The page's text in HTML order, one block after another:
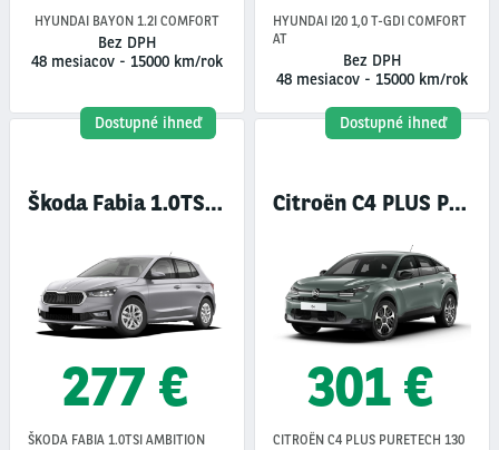
HYUNDAI BAYON 1.2I COMFORT
Bez DPH
48 mesiacov - 15000 km/rok
HYUNDAI I20 1,0 T-GDI COMFORT
AT
Bez DPH
48 mesiacov - 15000 km/rok
Dostupné ihneď
Škoda Fabia 1.0TSI Ambition
277 €
ŠKODA FABIA 1.0TSI AMBITION
Dostupné ihneď
Citroën C4 PLUS PureTech
301 €
CITROËN C4 PLUS PURETECH 130